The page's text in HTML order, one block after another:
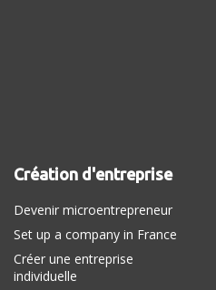
Création d'entreprise
Devenir microentrepreneur
Set up a company in France
Créer une entreprise
individuelle